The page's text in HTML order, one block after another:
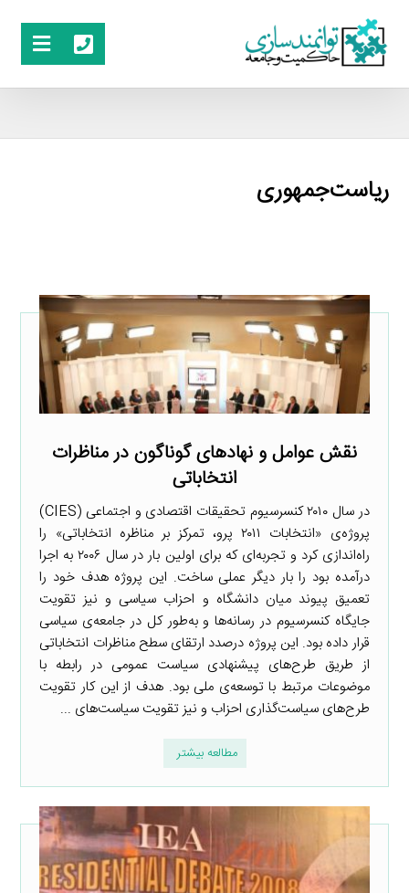
ریاست‌جمهوری
نقش عوامل و نهادهای گوناگون در مناظرات
انتخاباتی
در سال ۲۰۱۰ کنسرسیوم تحقیقات اقتصادی و اجتماعی (CIES)
پروژه‌ی «انتخابات ۲۰۱۱ پرو، تمرکز بر مناظره انتخاباتی» را
راه‌اندازی کرد و تجربه‌ای که برای اولین بار در سال ۲۰۰۶ به اجرا
درآمده بود را بار دیگر عملی ساخت. این پروژه هدف خود را
تعمیق پیوند میان دانشگاه و احزاب سیاسی و نیز تقویت
جایگاه کنسرسیوم در رسانه‌ها و به‌طور کل در جامعه‌ی سیاسی
قرار داده بود. این پروژه درصدد ارتقای سطح مناظرات انتخاباتی
از طریق طرح‌های پیشنهادی سیاست عمومی در رابطه با
موضوعات مرتبط با توسعه‌ی ملی بود. هدف از این کار تقویت
طرح‌های سیاست‌گذاری احزاب و نیز تقویت سیاست‌های ...
مطالعه بیشتر